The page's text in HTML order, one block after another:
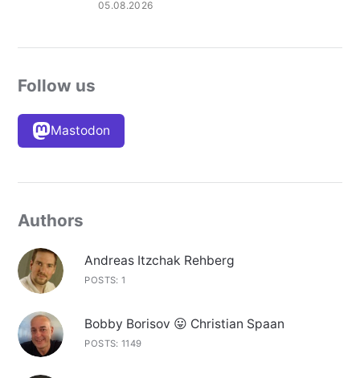
05.08.2026
Follow us
Mastodon
Authors
Andreas Itzchak Rehberg
POSTS: 1
Bobby Borisov 😛 Christian Spaan
POSTS: 1149